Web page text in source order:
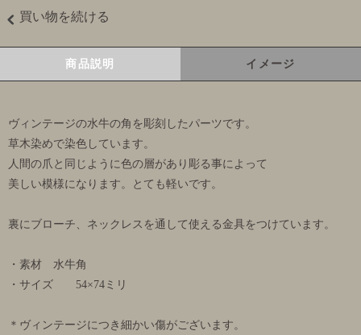
買い物を続ける
商品説明 イメージ
ヴィンテージの水牛の角を彫刻したパーツです。
草木染めで染色しています。
人間の爪と同じように色の層があり彫る事によって
美しい模様になります。とても軽いです。
裏にブローチ、ネックレスを通して使える金具をつけています。
・素材 水牛角
・サイズ 54×74ミリ
＊ヴィンテージにつき細かい傷がございます。